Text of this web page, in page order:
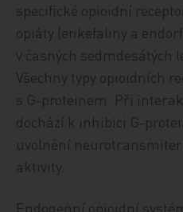
specifické opioidní
opiáty (enkefaliny a
v časných sedmdesátých
Všechny typy opioidních
s G-proteinem. Při
dochází k inhibici G-
uvolnění
aktivity.
Endogenní opioidní